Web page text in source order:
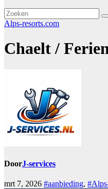
Alps-resorts.com
Chaelt /
DoorJ-services
mrt 7, 2026 #aanbieding,